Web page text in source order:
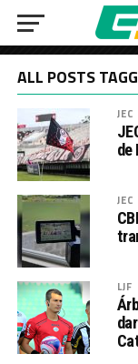
ALL POSTS
JEC
de
JEC
LJF